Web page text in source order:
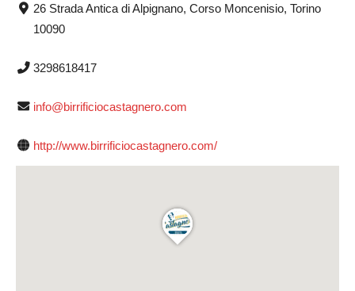
26 Strada Antica di Alpignano, Corso Moncenisio, Torino
10090
3298618417
info@birrificiocastagnero.com
http://www.birrificiocastagnero.com/